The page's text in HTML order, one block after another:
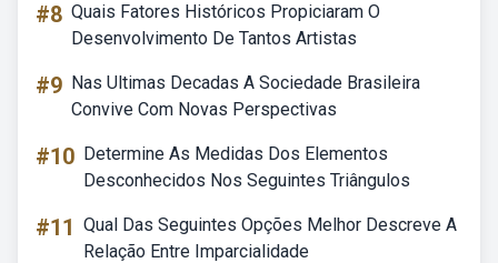
#8 Quais Fatores Históricos Propiciaram O
Desenvolvimento De Tantos Artistas
#9 Nas Ultimas Decadas A Sociedade Brasileira
Convive Com Novas Perspectivas
#10 Determine As Medidas Dos Elementos
Desconhecidos Nos Seguintes Triângulos
#11 Qual Das Seguintes Opções Melhor Descreve A
Relação Entre Imparcialidade